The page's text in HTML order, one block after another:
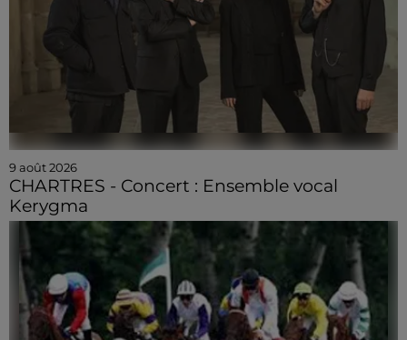
9 août 2026
CHARTRES - Concert : Ensemble vocal
Kerygma